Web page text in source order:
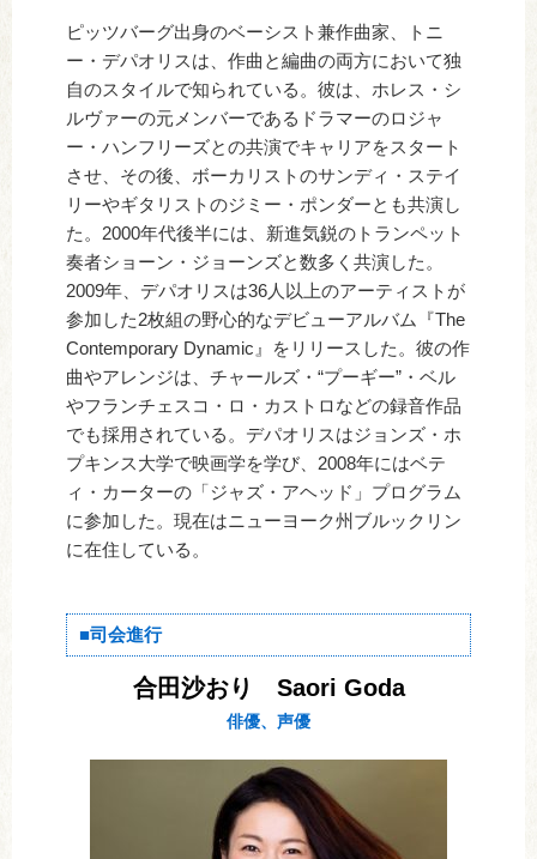
ピッツバーグ出身のベーシスト兼作曲家、トニ
ー・デパオリスは、作曲と編曲の両方において独
自のスタイルで知られている。彼は、ホレス・シ
ルヴァーの元メンバーであるドラマーのロジャ
ー・ハンフリーズとの共演でキャリアをスタート
させ、その後、ボーカリストのサンディ・ステイ
リーやギタリストのジミー・ポンダーとも共演し
た。2000年代後半には、新進気鋭のトランペット
奏者ショーン・ジョーンズと数多く共演した。
2009年、デパオリスは36人以上のアーティストが
参加した2枚組の野心的なデビューアルバム『The
Contemporary Dynamic』をリリースした。彼の作
曲やアレンジは、チャールズ・“プーギー”・ベル
やフランチェスコ・ロ・カストロなどの録音作品
でも採用されている。デパオリスはジョンズ・ホ
プキンス大学で映画学を学び、2008年にはベテ
ィ・カーターの「ジャズ・アヘッド」プログラム
に参加した。現在はニューヨーク州ブルックリン
に在住している。
■司会進行
合田沙おり Saori Goda
俳優、声優